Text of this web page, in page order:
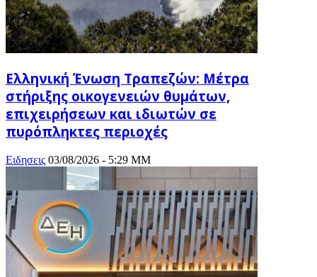
Ελληνική Ένωση Τραπεζών: Μέτρα
στήριξης οικογενειών θυμάτων,
επιχειρήσεων και ιδιωτών σε
πυρόπληκτες περιοχές
Ειδησεις 03/08/2026 - 5:29 ΜΜ